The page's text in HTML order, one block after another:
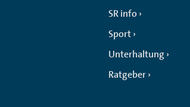
SR info
Sport
Unterhaltung
Ratgeber